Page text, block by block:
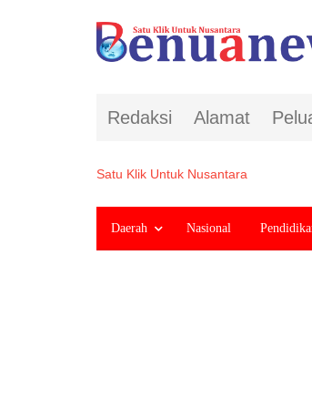
Redaksi Alamat
Satu Klik Untuk Nusantara
Daerah Nasional